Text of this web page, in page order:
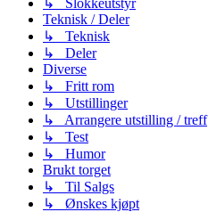
Teknisk / Deler
↳ Teknisk
↳ Deler
Diverse
↳ Fritt rom
↳ Utstillinger
↳ Arrangere utstilling / treff
↳ Test
↳ Humor
Brukt torget
↳ Til Salgs
↳ Ønskes kjøpt